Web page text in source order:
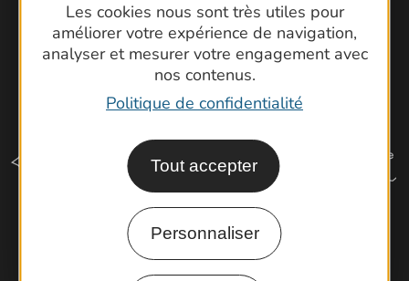
Les cookies nous sont très utiles pour
améliorer votre expérience de navigation,
analyser et mesurer votre engagement avec
nos contenus.
Politique de confidentialité
Tout accepter
Personnaliser
Comment venir ?